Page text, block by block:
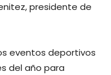
presidente de
eventos deportivos
del año para